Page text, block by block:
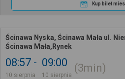
Kup bilet
Ścinawa Nyska, Ścinawa Mała ul.
Ścinawa Mała,Rynek
08:57
10 sierpnia
09:00
10 sierpnia
3min